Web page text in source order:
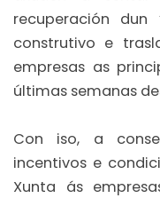
recuperación dun
construtivo e
empresas as
últimas semanas
Con iso, a
incentivos e
Xunta ás